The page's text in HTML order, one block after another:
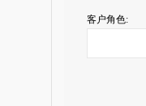
客户角色: